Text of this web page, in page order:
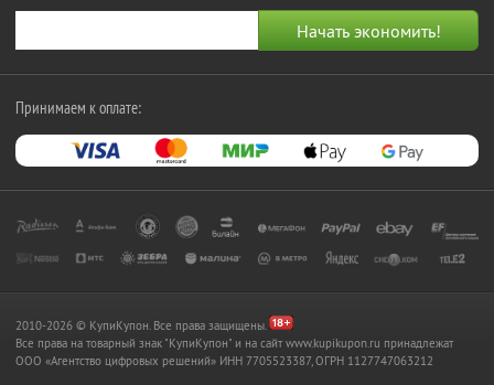
Принимаем к оплате:
2010-2026 © КупиКупон. Все права защищены.
Все права на товарный знак "КупиКупон" и на сайт www.kupikupon.ru принадлежат
OOO «Агентство цифровых решений» ИНН 7705523387, ОГРН 1127747063212